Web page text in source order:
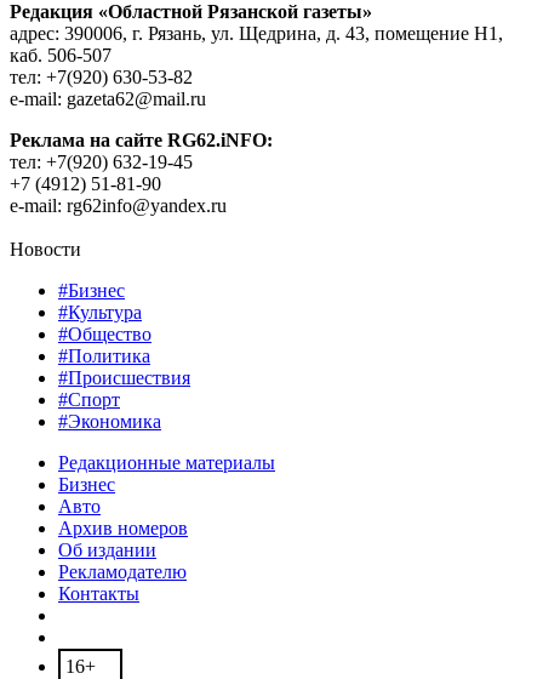
Редакция «Областной Рязанской газеты»
адрес: 390006, г. Рязань, ул. Щедрина, д. 43, помещение Н1,
каб. 506-507
тел: +7(920) 630-53-82
e-mail: gazeta62@mail.ru
Реклама на сайте RG62.iNFO:
тел: +7(920) 632-19-45
+7 (4912) 51-81-90
e-mail: rg62info@yandex.ru
Новости
#Бизнес
#Культура
#Общество
#Политика
#Происшествия
#Спорт
#Экономика
Редакционные материалы
Бизнес
Авто
Архив номеров
Об издании
Рекламодателю
Контакты
16+